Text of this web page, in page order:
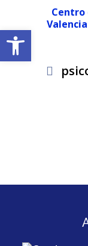
Centro
Abrir barra de